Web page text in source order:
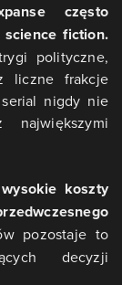
często
fiction.
polityczne,
liczne frakcje
nigdy nie
największymi
koszty
pozostaje to
decyzji